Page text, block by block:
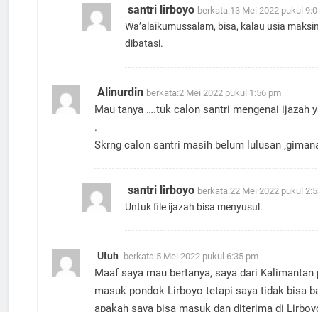
santri lirboyo berkata:13 Mei 2022 pukul
Wa’alaikumussalam, bisa, kalau usia
dibatasi.
Alinurdin berkata:2 Mei 2022 pukul 1:56 pm
Mau tanya ….tuk calon santri mengenai ijazah
.
Skrng calon santri masih belum lulusan
santri lirboyo berkata:22 Mei 2022 pukul
Untuk file ijazah bisa menyusul.
Utuh berkata:5 Mei 2022 pukul 6:35 pm
Maaf saya mau bertanya, saya dari Kalimantan
masuk pondok Lirboyo tetapi saya tidak bisa
apakah saya bisa masuk dan diterima di